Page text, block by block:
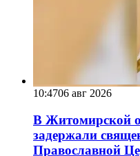
10:4706 авг 2026
В Житомирской
задержали
Православной